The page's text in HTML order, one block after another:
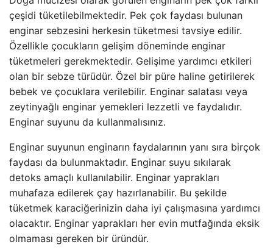
çeşidi tüketilebilmektedir. Pek çok faydası bulunan
enginar sebzesini herkesin tüketmesi tavsiye edilir.
Özellikle çocukların gelişim döneminde enginar
tüketmeleri gerekmektedir. Gelişime yardımcı etkileri
olan bir sebze türüdür. Özel bir püre haline getirilerek
bebek ve çocuklara verilebilir. Enginar salatası veya
zeytinyağlı enginar yemekleri lezzetli ve faydalıdır.
Enginar suyunu da kullanmalısınız.
Enginar suyunun enginarın faydalarının yanı sıra birçok
faydası da bulunmaktadır. Enginar suyu sıkılarak
detoks amaçlı kullanılabilir. Enginar yaprakları
muhafaza edilerek çay hazırlanabilir. Bu şekilde
tüketmek karaciğerinizin daha iyi çalışmasına yardımcı
olacaktır. Enginar yaprakları her evin mutfağında eksik
olmaması gereken bir üründür.